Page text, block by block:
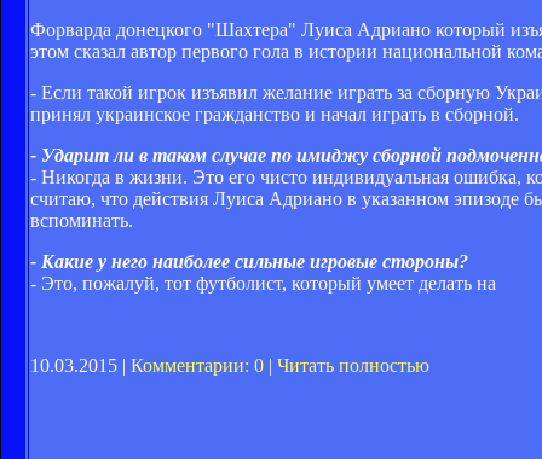
Форварда донецкого "Шахтера" Луиса Адриано который
этом сказал автор первого гола в истории национальной
- Если такой игрок изъявил желание играть за сборную
принял украинское гражданство и начал играть в сборной.
- Ударит ли в таком случае по имиджу сборной
- Никогда в жизни. Это его чисто индивидуальная ошибка,
считаю, что действия Луиса Адриано в указанном эпизоде
вспоминать.
- Какие у него наиболее сильные игровые стороны?
- Это, пожалуй, тот футболист, который умеет делать на
10.03.2015 | Комментарии: 0 | Читать полностью